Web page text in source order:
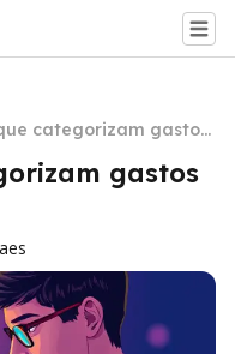
categorizam gastos
gastos